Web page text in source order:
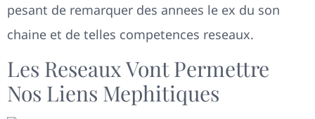
pesant de remarquer des annees le ex du son
chaine et de telles competences reseaux.
Les Reseaux Vont Permettre
Nos Liens Mephitiques